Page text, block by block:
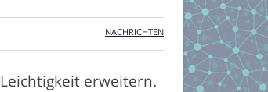
NACHRICHTEN
erweitern.